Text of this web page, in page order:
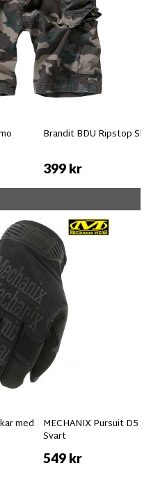
Brandit BDU Ripstop
399 kr
med MECHANIX Pursuit D5
Svart
549 kr